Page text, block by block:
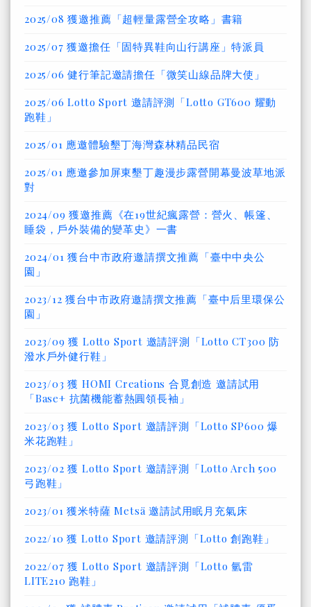
2025/08 獲邀推薦「超輕量露營全攻略」書籍
2025/07 獲邀擔任「固特異鞋向山行講座」特派員
2025/06 健行筆記邀請擔任「微笑山線品牌大使」
2025/06 Lotto Sport 邀請評測「Lotto GT600 耀動
跑鞋」
2025/01 應邀體驗墾丁海灣森林精品民宿
2025/01 應邀參加屏東墾丁趣漫步露營開幕曼波草地派
對
2024/09 獲邀推薦《在19世紀瘋露營：營火、帳篷、
睡袋，戶外裝備的變革史》一書
2024/01 獲台中市政府邀請撰文推薦「臺中中央公
園」
2023/12 獲台中市政府邀請撰文推薦「臺中后里環保公
園」
2023/09 獲 Lotto Sport 邀請評測「Lotto CT300 防
潑水戶外健行鞋」
2023/03 獲 HOMI Creations 合覓創造 邀請試用
「Base+ 抗菌機能蓄熱圓領長袖」
2023/03 獲 Lotto Sport 邀請評測「Lotto SP600 爆
米花跑鞋」
2023/02 獲 Lotto Sport 邀請評測「Lotto Arch 500
弓跑鞋」
2023/01 獲米特薩 Metsä 邀請試用眠月充氣床
2022/10 獲 Lotto Sport 邀請評測「Lotto 創跑鞋」
2022/07 獲 Lotto Sport 邀請評測「Lotto 氫雷
LITE210 跑鞋」